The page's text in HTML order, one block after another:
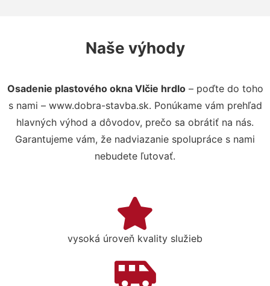
Naše výhody
Osadenie plastového okna Vlčie hrdlo– poďte do toho
s nami – www.dobra-stavba.sk. Ponúkame vám prehľad
hlavných výhod a dôvodov, prečo sa obrátiť na nás.
Garantujeme vám, že nadviazanie spolupráce s nami
nebudete ľutovať.
vysoká úroveň kvality služieb